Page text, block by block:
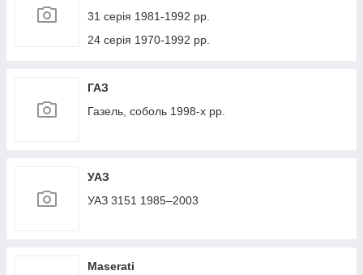
31 серія 1981-1992 рр.
24 серія 1970-1992 рр.
ГАЗ
Газель, соболь 1998-х рр.
УАЗ
УАЗ 3151 1985–2003
Maserati